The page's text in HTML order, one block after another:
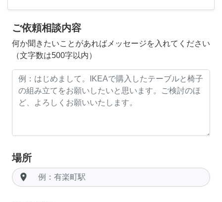
ご依頼相談内容
何か聞きたいことがあればメッセージを入れてください
（文字数は500字以内）
場所
room